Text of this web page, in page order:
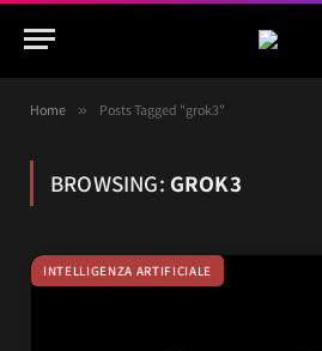
Home » Posts Tagged "grok3"
BROWSING: GROK3
INTELLIGENZA ARTIFICIALE